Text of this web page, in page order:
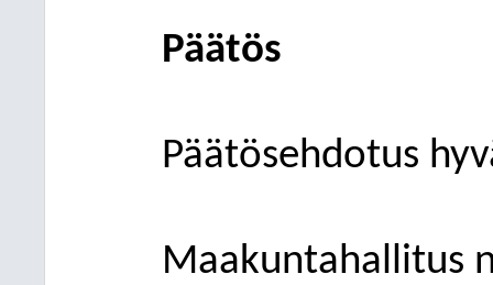
Päätös
Päätösehdotus
Maakuntahallitus